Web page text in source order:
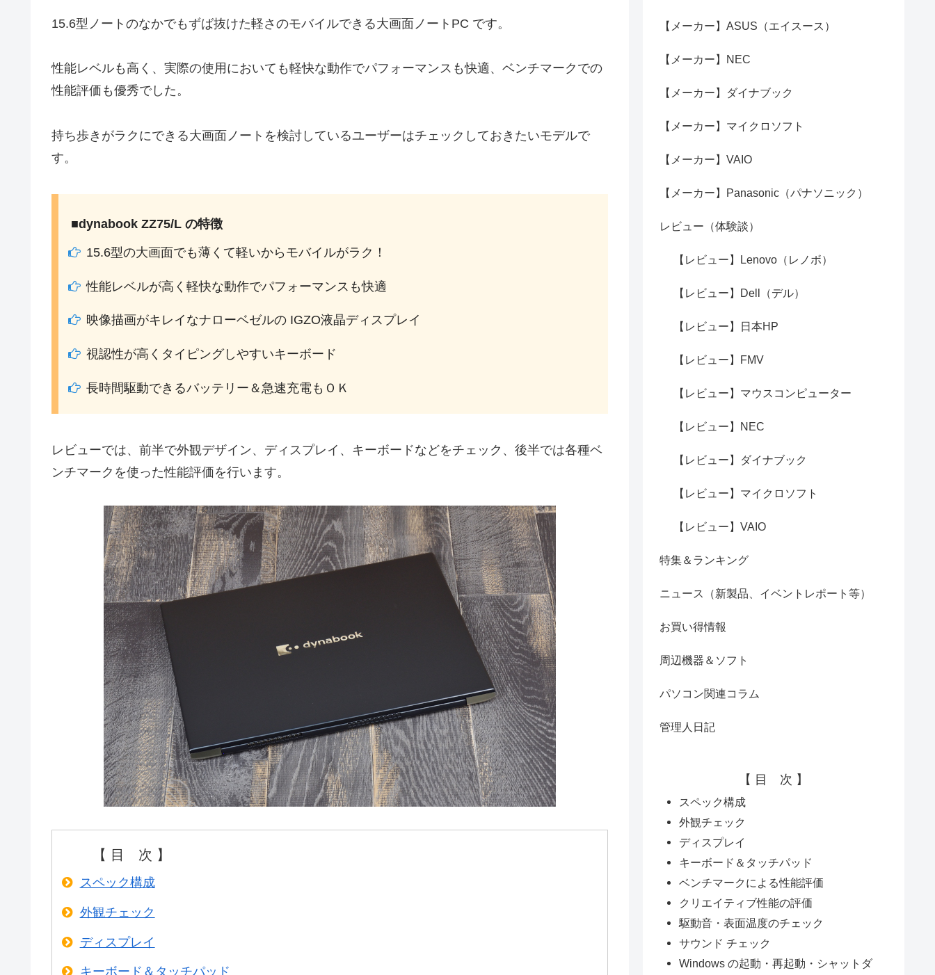
15.6型ノートのなかでもずば抜けた軽さのモバイルできる大画面ノートPC です。
性能レベルも高く、実際の使用においても軽快な動作でパフォーマンスも快適、ベンチマークでの
性能評価も優秀でした。
持ち歩きがラクにできる大画面ノートを検討しているユーザーはチェックしておきたいモデルで
す。
■dynabook ZZ75/L の特徴
15.6型の大画面でも薄くて軽いからモバイルがラク！
性能レベルが高く軽快な動作でパフォーマンスも快適
映像描画がキレイなナローベゼルの IGZO液晶ディスプレイ
視認性が高くタイピングしやすいキーボード
長時間駆動できるバッテリー＆急速充電もＯＫ
レビューでは、前半で外観デザイン、ディスプレイ、キーボードなどをチェック、後半では各種ベ
ンチマークを使った性能評価を行います。
【 目 次 】
スペック構成
外観チェック
ディスプレイ
キーボード＆タッチパッド
【メーカー】ASUS（エイスース）
【メーカー】NEC
【メーカー】ダイナブック
【メーカー】マイクロソフト
【メーカー】VAIO
【メーカー】Panasonic（パナソニック）
レビュー（体験談）
【レビュー】Lenovo（レノボ）
【レビュー】Dell（デル）
【レビュー】日本HP
【レビュー】FMV
【レビュー】マウスコンピューター
【レビュー】NEC
【レビュー】ダイナブック
【レビュー】マイクロソフト
【レビュー】VAIO
特集＆ランキング
ニュース（新製品、イベントレポート等）
お買い得情報
周辺機器＆ソフト
パソコン関連コラム
管理人日記
【 目 次 】
スペック構成
外観チェック
ディスプレイ
キーボード＆タッチパッド
ベンチマークによる性能評価
クリエイティブ性能の評価
駆動音・表面温度のチェック
サウンド チェック
Windows の起動・再起動・シャットダ